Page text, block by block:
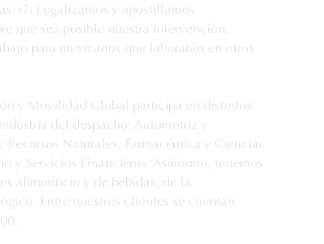
(7) Legalizamos y apostillamos
que sea posible nuestra intervención,
para mexicanos que laborarán en otros
y Movilidad Global participa en distintos
del despacho: Automotriz y
Recursos Naturales, Farmacéutica y Ciencias
y Servicios Financieros. Asimismo, tenemos
alimenticio y de bebidas, de la
Entre nuestros clientes se cuentan